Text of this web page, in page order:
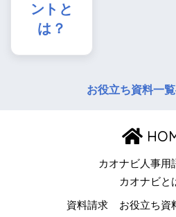
ントと
は？
お役立ち資料一
カオナビ人事用
カオナビと
資料請求 お役立ち資